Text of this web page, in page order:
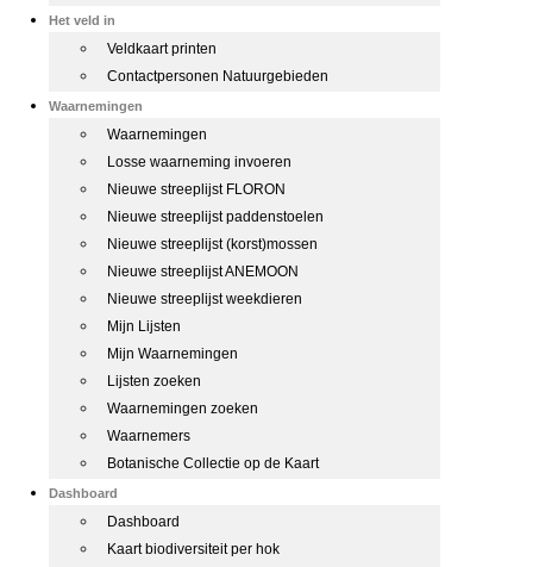
Het veld in
Veldkaart printen
Contactpersonen Natuurgebieden
Waarnemingen
Waarnemingen
Losse waarneming invoeren
Nieuwe streeplijst FLORON
Nieuwe streeplijst paddenstoelen
Nieuwe streeplijst (korst)mossen
Nieuwe streeplijst ANEMOON
Nieuwe streeplijst weekdieren
Mijn Lijsten
Mijn Waarnemingen
Lijsten zoeken
Waarnemingen zoeken
Waarnemers
Botanische Collectie op de Kaart
Dashboard
Dashboard
Kaart biodiversiteit per hok